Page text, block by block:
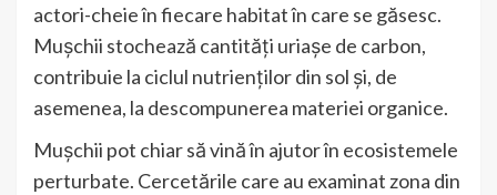
actori-cheie în fiecare habitat în care se găsesc.
Mușchii stochează cantități uriașe de carbon,
contribuie la ciclul nutrienților din sol și, de
asemenea, la descompunerea materiei organice.
Mușchii pot chiar să vină în ajutor în ecosistemele
perturbate. Cercetările care au examinat zona din